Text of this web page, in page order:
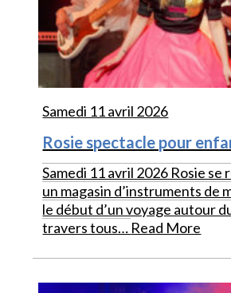
Samedi 11 avril 2026
Rosie spectacle pour
Samedi 11 avril 2026 Rosie se
un magasin d’instruments de
le début d’un voyage autour
travers tous… Read More